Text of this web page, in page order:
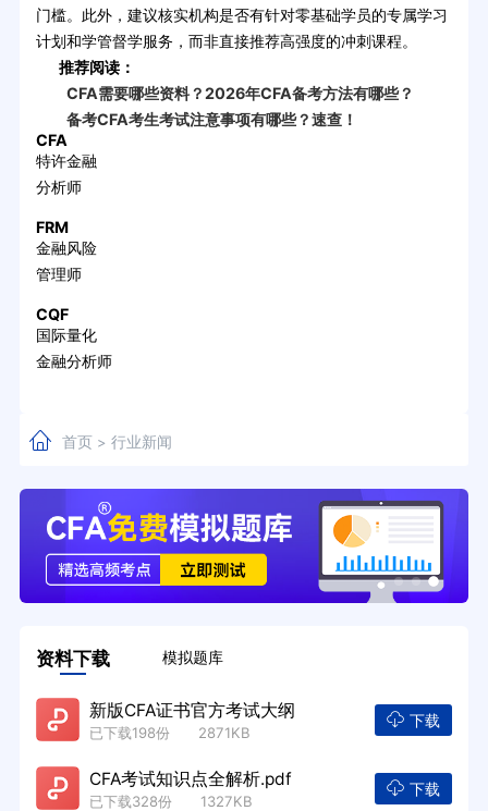
门槛。此外，建议核实机构是否有针对零基础学员的专属学习
计划和学管督学服务，而非直接推荐高强度的冲刺课程。
推荐阅读：
CFA需要哪些资料？2026年CFA备考方法有哪些？
备考CFA考生考试注意事项有哪些？速查！
CFA
特许金融
分析师
FRM
金融风险
管理师
CQF
国际量化
金融分析师
首页> 行业新闻
资料下载 模拟题库
新版CFA证书官方考试大纲
已下载198份 2871KB
下载
CFA考试知识点全解析.pdf
已下载328份 1327KB
下载